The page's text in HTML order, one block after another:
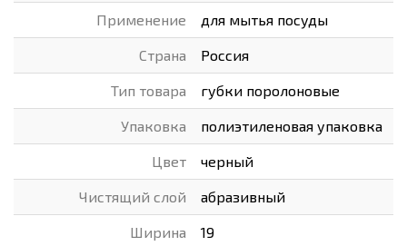
Применение для мытья посуды
Страна Россия
Тип товара губки поролоновые
Упаковка полиэтиленовая упаковка
Цвет черный
Чистящий слой абразивный
Ширина 19